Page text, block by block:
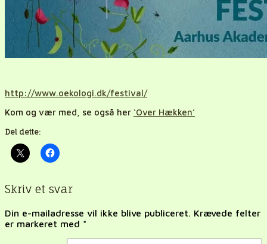
http://www.oekologi.dk/festival/
Kom og vær med, se også her ‘Over Hækken’
Del dette:
Skriv et svar
Din e-mailadresse vil ikke blive publiceret. Krævede felter
er markeret med *